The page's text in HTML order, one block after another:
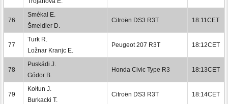
76
Smékal E.
Šmeidler D.
Citroën DS3 R3T 18:11CET
77
Turk R.
Ložnar Kranjc E.
Peugeot 207 R3T 18:12CET
78
Puskádi J.
Gódor B.
Honda Civic Type R3 18:13CET
79
Kołtun J.
Burkacki T.
Citroën DS3 R3T 18:14CET